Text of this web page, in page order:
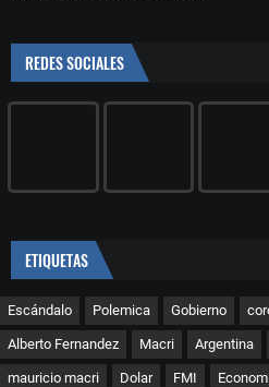
REDES SOCIALES
ETIQUETAS
Escándalo Polemica Gobierno
Alberto Fernandez Macri Argentina
mauricio macri Dolar FMI